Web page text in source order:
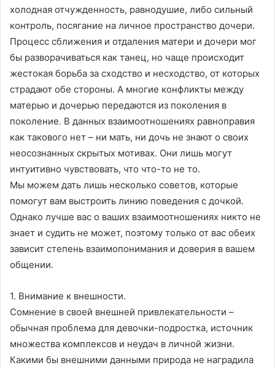
холодная отчужденность, равнодушие, либо сильный
контроль, посягание на личное пространство дочери.
Процесс сближения и отдаления матери и дочери мог
бы разворачиваться как танец, но чаще происходит
жестокая борьба за сходство и несходство, от которых
страдают обе стороны. А многие конфликты между
матерью и дочерью передаются из поколения в
поколение. В данных взаимоотношениях равноправия
как такового нет – ни мать, ни дочь не знают о своих
неосознанных скрытых мотивах. Они лишь могут
интуитивно чувствовать, что что-то не то.
Мы можем дать лишь несколько советов, которые
помогут вам выстроить линию поведения с дочкой.
Однако лучше вас о ваших взаимоотношениях никто не
знает и судить не может, поэтому только от вас обеих
зависит степень взаимопонимания и доверия в вашем
общении.
1. Внимание к внешности.
Сомнение в своей внешней привлекательности –
обычная проблема для девочки-подростка, источник
множества комплексов и неудач в личной жизни.
Какими бы внешними данными природа не наградила